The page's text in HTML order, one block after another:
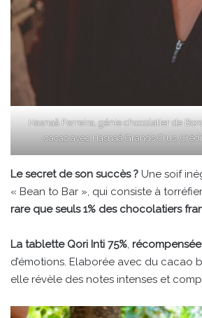
Hasnaâ Ferreira, génie chocolatier de
cacao avec Hasnaâ Grands Crus.
Le secret de son succès ? Une soif
« Bean to Bar », qui consiste à
rare que seuls 1% des chocolatiers
La tablette Qori Inti 75%
d’émotions. Elaborée avec du cacao
elle révèle des notes intenses et